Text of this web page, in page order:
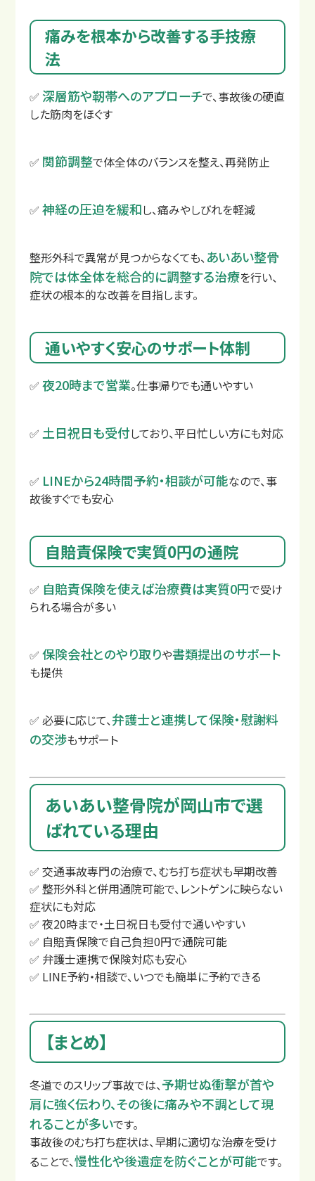
整骨院と整形外科の違い
もし交通事故に遭ったら？
交通事故の補償について
サイトマップ
プライバシーポリシー
痛みを根本から改善する手技療
法
✅ 深層筋や靭帯へのアプローチで、事故後の硬直
した筋肉をほぐす
✅ 関節調整で体全体のバランスを整え、再発防止
✅神経の圧迫を緩和し、痛みやしびれを軽減
整形外科で異常が見つからなくても、あいあい整骨
院では体全体を総合的に調整する治療を行い、
症状の根本的な改善を目指します。
通いやすく安心のサポート体制
✅夜20時まで営業。仕事帰りでも通いやすい
✅土日祝日も受付しており、平日忙しい方にも対応
✅ LINEから24時間予約・相談が可能なので、事
故後すぐでも安心
自賠責保険で実質0円の通院
✅ 自賠責保険を使えば治療費は実質0円で受け
られる場合が多い
✅保険会社とのやり取りや書類提出のサポート
も提供
✅ 必要に応じて、弁護士と連携して保険・慰謝料
の交渉もサポート
あいあい整骨院が岡山市で選
ばれている理由
✅ 交通事故専門の治療で、むち打ち症状も早期改善
✅ 整形外科と併用通院可能で、レントゲンに映らない
症状にも対応
✅ 夜20時まで・土日祝日も受付で通いやすい
✅ 自賠責保険で自己負担0円で通院可能
✅ 弁護士連携で保険対応も安心
✅ LINE予約・相談で、いつでも簡単に予約できる
【まとめ】
冬道でのスリップ事故では、予期せぬ衝撃が首や
肩に強く伝わり、その後に痛みや不調として現
れることが多いです。
事故後のむち打ち症状は、早期に適切な治療を受け
ることで、慢性化や後遺症を防ぐことが可能です。